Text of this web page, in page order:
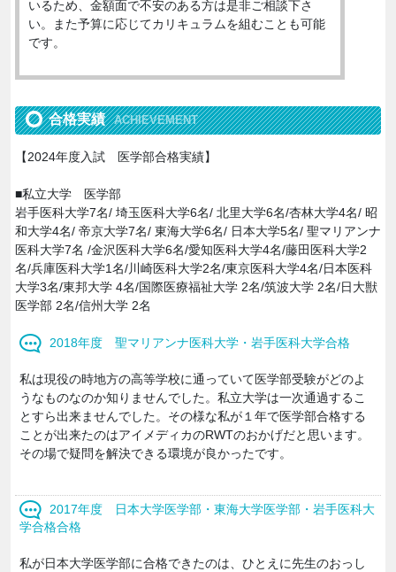
いるため、金額面で不安のある方は是非ご相談下さ
い。また予算に応じてカリキュラムを組むことも可能
です。
合格実績 ACHIEVEMENT
【2024年度入試 医学部合格実績】
■私立大学 医学部
岩手医科大学7名/ 埼玉医科大学6名/ 北里大学6名/杏林大学4名/ 昭
和大学4名/ 帝京大学7名/ 東海大学6名/ 日本大学5名/ 聖マリアンナ
医科大学7名 /金沢医科大学6名/愛知医科大学4名/藤田医科大学2
名/兵庫医科大学1名/川崎医科大学2名/東京医科大学4名/日本医科
大学3名/東邦大学 4名/国際医療福祉大学 2名/筑波大学 2名/日大獣
医学部 2名/信州大学 2名
2018年度 聖マリアンナ医科大学・岩手医科大学合格
私は現役の時地方の高等学校に通っていて医学部受験がどのよ
うなものなのか知りませんでした。私立大学は一次通過するこ
とすら出来ませんでした。その様な私が１年で医学部合格する
ことが出来たのはアイメディカのRWTのおかげだと思います。
その場で疑問を解決できる環境が良かったです。
2017年度 日本大学医学部・東海大学医学部・岩手医科大
学合格合格
私が日本大学医学部に合格できたのは、ひとえに先生のおっし